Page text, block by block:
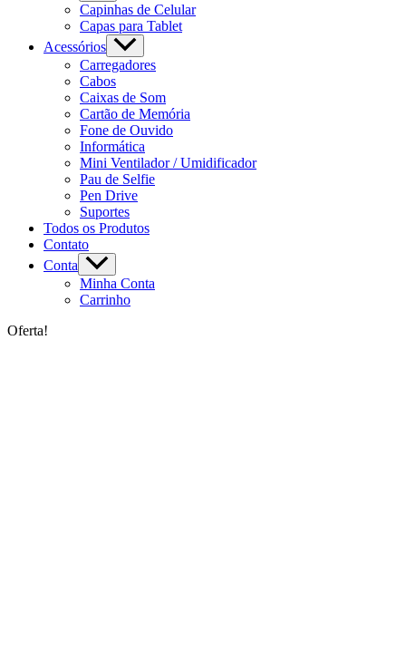
Capinhas de Celular
Capas para Tablet
Acessórios
Carregadores
Cabos
Caixas de Som
Cartão de Memória
Fone de Ouvido
Informática
Mini Ventilador / Umidificador
Pau de Selfie
Pen Drive
Suportes
Todos os Produtos
Contato
Conta
Minha Conta
Carrinho
Oferta!